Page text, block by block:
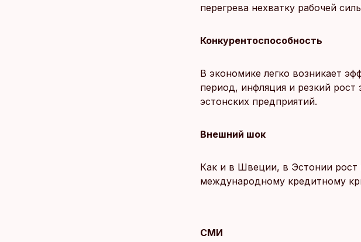
перегрева нехватку рабочей
Конкурентоспособность
В экономике легко возникает
период, инфляция и резкий
эстонских предприятий.
Внешний шок
Как и в Швеции, в Эстонии
международному кредитному
СМИ